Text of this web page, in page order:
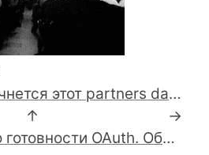
Все никак не начнется этот partners day #mailru
↑
→
Мэйл сообщил о готовности OAuth. Обещают пресс релиз в ближайшие пару недель. #mailru